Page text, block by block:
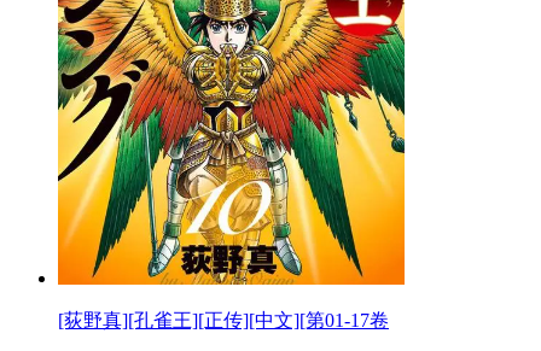
[荻野真][孔雀王][正传][中文][第01-17卷